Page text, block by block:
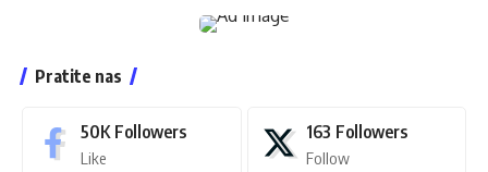
Pratite nas
50K Followers
Like
163 Followers
Follow